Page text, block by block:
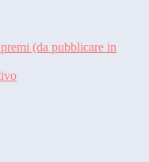
(da pubblicare in